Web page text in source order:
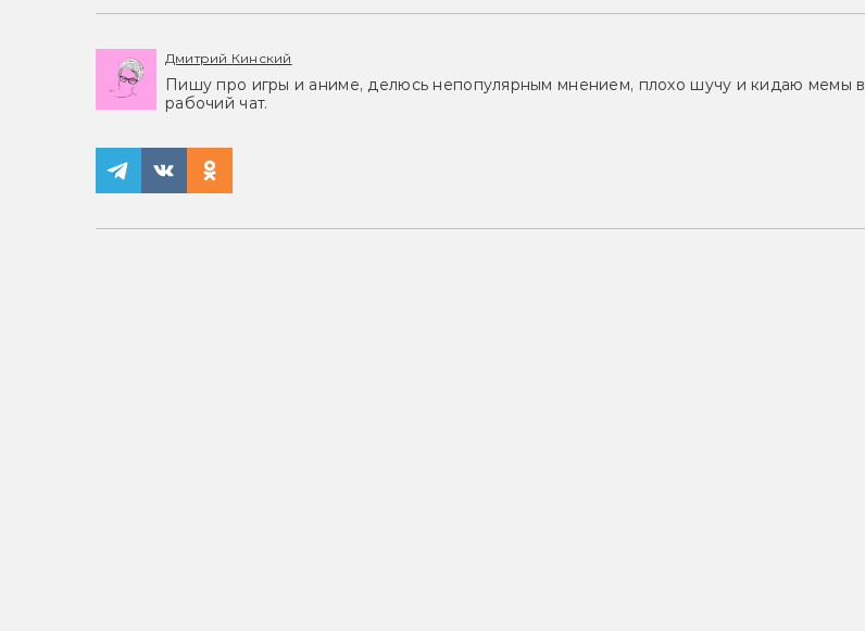
Дмитрий Кинский
Пишу про игры и аниме, делюсь непопулярным мнением, плохо шучу и кидаю мемы в
рабочий чат.